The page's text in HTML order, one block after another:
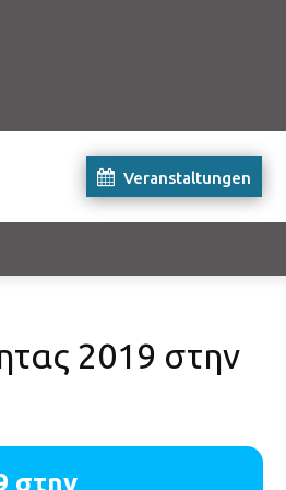
Veranstaltungen
2019 στην
στην